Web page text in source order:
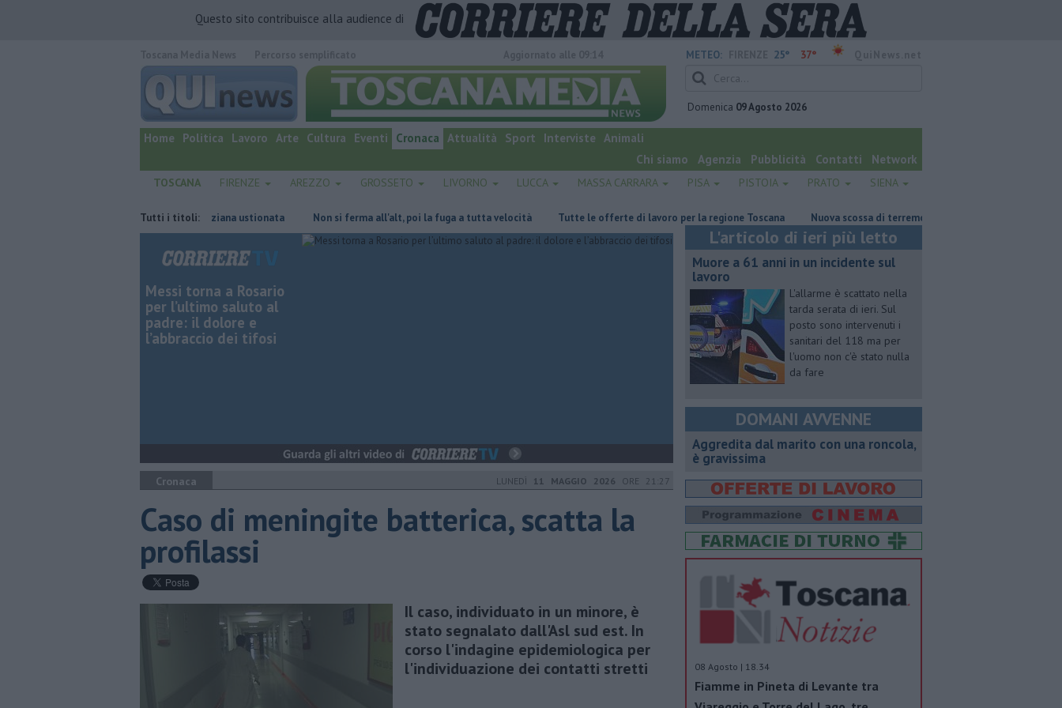
Questo sito contribuisce alla audience di
quotidiano online.
METEO: 25° 37°
Domenica 09 Agosto 2026
Home Politica Lavoro Arte Cultura Eventi Cronaca Attualità Sport Interviste Animali
Chi siamo
Agenzia Pubblicità Contatti Network
TOSCANA FIRENZE AREZZO GROSSETO LIVORNO LUCCA MASSA CARRARA PISA PISTOIA PRATO SIENA
Tutti i titoli:
Fiamme in abitazione, anziana ustionata Non si ferma all'alt, poi la fuga a tutta velocità ​Tutte le offerte di lavoro per la regione Toscana Nuova scossa di terremoto a Pisa
Messi torna a Rosario
per l’ultimo saluto al
padre: il dolore e
l’abbraccio dei tifosi
Cronaca LUNEDÌ 11 MAGGIO 2026 ORE 21:27
Caso di meningite batterica, scatta la
profilassi
Il caso, individuato in un minore, è
stato segnalato dall'Asl sud est. In
corso l'indagine epidemiologica per
l'individuazione dei contatti stretti
L'articolo di ieri più letto
Muore a 61 anni in un incidente sul
lavoro
L'allarme è scattato nella
tarda serata di ieri. Sul
posto sono intervenuti i
sanitari del 118 ma per
l'uomo non c'è stato nulla
da fare
DOMANI AVVENNE
Aggredita dal marito con una roncola,
è gravissima
08 Agosto | 18.34
Fiamme in Pineta di Levante tra